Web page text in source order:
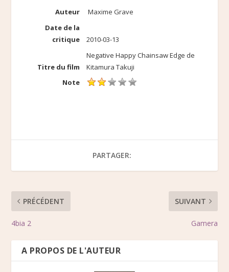
Auteur
Maxime Grave
Date de la
critique
2010-03-13
Titre du film
Negative Happy Chainsaw Edge de
Kitamura Takuji
Note
PARTAGER:
PRÉCÉDENT
4bia 2
SUIVANT
Gamera
A PROPOS DE L'AUTEUR